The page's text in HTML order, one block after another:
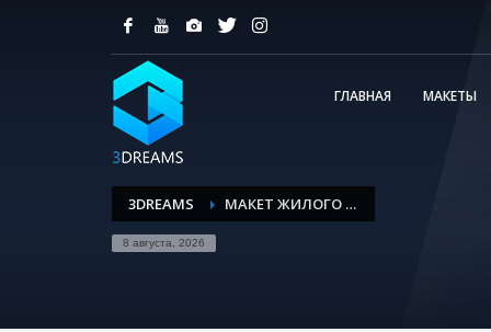
ГЛАВНАЯ МАКЕТЫ
3DREAMS МАКЕТ ЖИЛОГО КОМПЛЕКСА 00007
8 августа, 2026